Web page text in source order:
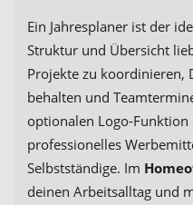
Ein Jahresplaner ist der
Struktur und Übersicht
Projekte zu koordinieren,
behalten und
optionalen Logo-
professionelles
Selbstständige. Im
deinen Arbeitsalltag und